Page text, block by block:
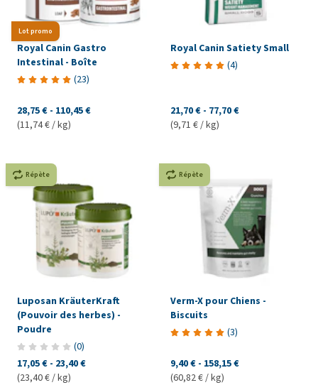
Lot promo
Royal Canin Gastro
Intestinal - Boîte
(23)
28,75 € - 110,45 €
(11,74 € / kg)
Royal Canin Satiety Small
(4)
21,70 € - 77,70 €
(9,71 € / kg)
Répète
Luposan KräuterKraft
(Pouvoir des herbes) -
Poudre
(0)
17,05 € - 23,40 €
(23,40 € / kg)
Répète
Verm-X pour Chiens -
Biscuits
(3)
9,40 € - 158,15 €
(60,82 € / kg)